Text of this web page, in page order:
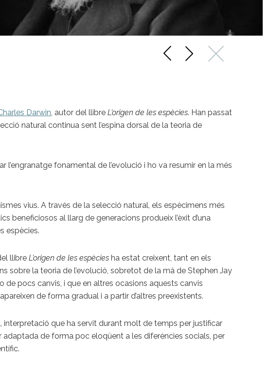
Darwin , autor del llibreL’origen de les espècies. Han passat
natural continua sent l’espina dorsal de la teoria de
fonamental de l’evolució i ho va resumir en la més
vius. A través de la selecció natural, els espècimens més
beneficiosos al llarg de generacions produeix l’èxit d’una
espècies.
llibreL’origen de les espèciesha estat creixent, tant en els
sobre la teoria de l’evolució, sobretot de la mà de Stephen Jay
de pocs canvis, i que en altres ocasions aquests canvis
de forma gradual i a partir d’altres preexistents.
interpretació que ha servit durant molt de temps per justificar
de forma poc eloqüent a les diferències socials, per